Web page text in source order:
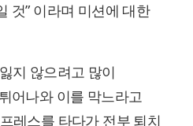
것” 이라며 미션에 대한
지 않으려고 많이
어나와 이를 막느라고
레스를 타다가 전부 퇴치